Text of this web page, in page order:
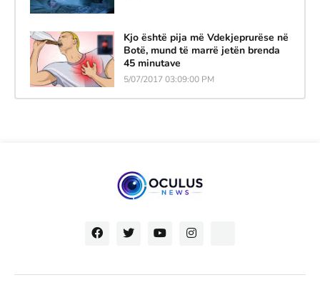
Kjo është pija më Vdekjeprurëse në
Botë, mund të marrë jetën brenda
45 minutave
5/07/2017 03:09:00 PM